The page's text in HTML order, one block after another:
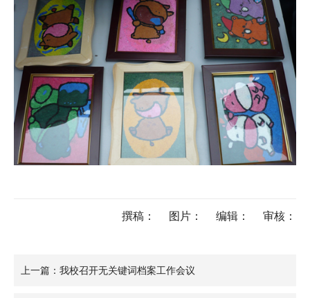
撰稿： 图片： 编辑： 审核：
上一篇：我校召开无关键词档案工作会议